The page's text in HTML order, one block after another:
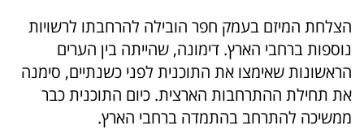
הצלחת המיזם בעמק חפר הובילה להרחבתו לרשויות
נוספות ברחבי הארץ. דימונה, שהייתה בין הערים
הראשונות שאימצו את התוכנית לפני כשנתיים, סימנה
את תחילת ההתרחבות הארצית. כיום התוכנית כבר
ממשיכה להתרחב בהתמדה ברחבי הארץ.